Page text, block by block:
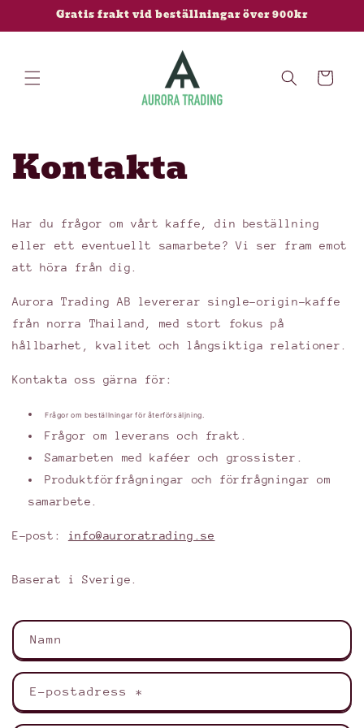
vidareGratis frakt vid beställningar över 900kr
Varukorg
Kontakta
Har du frågor om vårt kaffe, din beställning
eller ett eventuellt samarbete? Vi ser fram emot
att höra från dig.
Aurora Trading AB levererar single-origin-kaffe
från norra Thailand, med stort fokus på
hållbarhet, kvalitet och långsiktiga relationer.
Kontakta oss gärna för:
Frågor om beställningar för återförsäljning.
Frågor om leverans och frakt.
Samarbeten med kaféer och grossister.
Produktförfrågningar och förfrågningar om
samarbete.
E-post: info@auroratrading.se
Baserat i Sverige.
K
o
n
a
Namn
E-postadress *